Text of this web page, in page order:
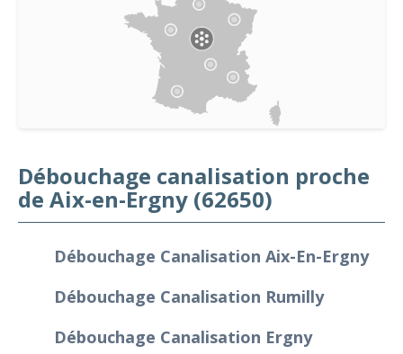
Débouchage canalisation proche
de Aix-en-Ergny (62650)
Débouchage Canalisation Aix-En-Ergny
Débouchage Canalisation Rumilly
Débouchage Canalisation Ergny